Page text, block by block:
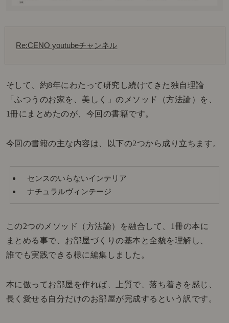
Re:CENO youtubeチャンネル
そして、約8年にわたって研究し続けてきた独自理論
「ふつうのお家を、美しく」のメソッド（方法論）を、
1冊にまとめたのが、今回の書籍です。
今回の書籍の主な内容は、以下の2つから成り立ちます。
センスのいらないインテリア
ナチュラルヴィンテージ
この2つのメソッド（方法論）を融合して、1冊の本に
まとめる事で、お部屋づくりの基本と全貌を理解し、
誰でも実践できる様に編集しました。
本に倣ってお部屋を作れば、上質で、落ち着きを感じ、
長く愛せる自分だけのお部屋が完成するという訳です。